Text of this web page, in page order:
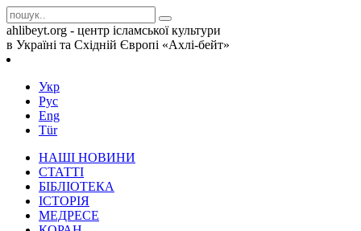
ahlibeyt.org - центр ісламської культури
в Україні та Східній Європі «Ахлі-бейт»
Укр
Рус
Eng
Tür
НАШІ НОВИНИ
СТАТТІ
БІБЛІОТЕКА
ІСТОРІЯ
МЕДРЕСЕ